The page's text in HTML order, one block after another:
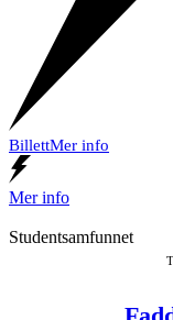
BillettMer info
Mer info
Studentsamfunnet